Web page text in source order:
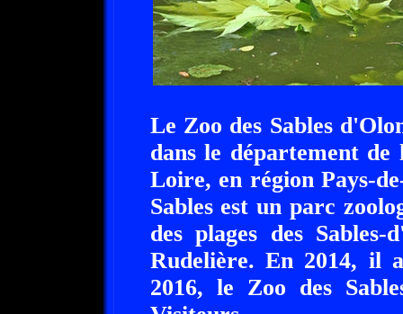
Le Zoo des Sables
dans le département de
Loire, en région Pays-
Sables est un parc
des plages des
Rudelière. En 2014, il
2016, le Zoo des